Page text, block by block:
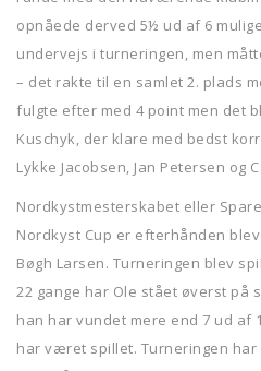
opnåede derved 5½ ud af 6
undervejs i turneringen, men
– det rakte til en samlet 2. plads
fulgte efter med 4 point men det
Kuschyk, der klare med bedst
Lykke Jacobsen, Jan Petersen og
Nordkystmesterskabet eller
Nordkyst Cup er efterhånden
Bøgh Larsen. Turneringen blev
22 gange har Ole stået øverst på
han har vundet mere end 7 ud af
har været spillet. Turneringen